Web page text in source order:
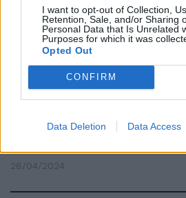
I want to opt-out of Collection,
Retention, Sale, and/or Sharing
Personal Data that Is Unrelated
Purposes for which it was
Opted Out
CONFIRM
Data Deletion Data Access
"È tempo di rinascita".
Forti, la gioia di Michaela
Biancofiore
18/05/2024
"Voterò Giorgia". Europee,
l'annuncio di Michaela
28/04/2024